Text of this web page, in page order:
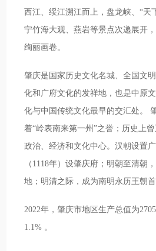
西江、绥江溯江而上，盘龙峡、“天
宁竹海大观、燕岩等景点次递展开
绚丽画卷。
肇庆是国家历史文化名城、全国文
化和广府文化的发祥地，也是中原
化与中国传统文化最早的交汇处。
着“岭表南来第一州”之誉；历史上
政治、经济和文化中心。汉朝设置
（1118年）设肇庆府；明朝至清朝
地；明清之际，成为南明永历王朝首
2022年，肇庆市地区生产总值为
1.1% 。